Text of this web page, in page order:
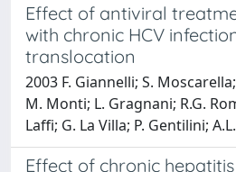
Effect of antiviral
with chronic HCV
translocation
2003 F. Giannelli; S.
M. Monti; L. Gragnani; R.G.
Laffi; G. La Villa; P. Gentilini;
Effect of chronic